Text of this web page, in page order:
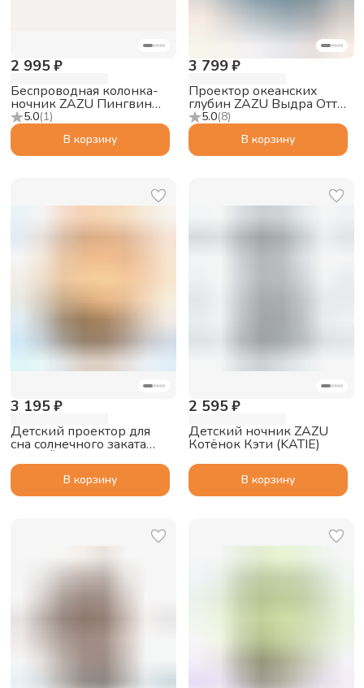
5.0(1)
2 995 ₽
Беспроводная колонка-
ночник ZAZU Пингвин
Зои (ZOE), розовый
В корзину
5.0(8)
3 799 ₽
Проектор океанских
глубин ZAZU Выдра Отто
для малышей
В корзину
3 195 ₽
Детский проектор для
сна солнечного заката
В корзину
2 595 ₽
Детский ночник ZAZU
Котёнок Кэти (KATIE)
В корзину